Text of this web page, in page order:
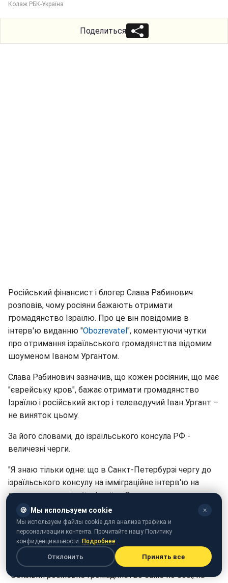
Колаж РБК-Україна
Поделиться
Російський фінансист і блогер Слава Рабинович
розповів, чому росіяни бажають отримати
громадянство Ізраїлю. Про це він повідомив в
інтерв'ю виданню "Obozrevatel ", коментуючи чутки
про отримання ізраїльського громадянства відомим
шоуменом Іваном Ургантом.
Слава Рабинович зазначив, що кожен росіянин, що має
"єврейську кров", бажає отримати громадянство
Ізраїлю і російський актор і телеведучий Іван Ургант –
не виняток цьому.
За його словами, до ізраїльського консула РФ -
величезні черги.
"Я знаю тільки одне: що в Санкт-Петербурзі чергу до
ізраїльського консулу на імміграційне інтерв'ю на
предмет репатріації в Ізраїль. Зараз записують на
жовтень", - каже блогер.
Він вважає, що росіяни з єврейськими коренями
мають безліч причин, щоб отримати це громадянство
і виїхати в Ізраїль.
"Оскільки російське громадянство саме по собі, на
🍪 Мы используем cookie ✕
Мы используем файлы cookie для анализа трафика и
персонализации контента. Прочитайте нашу Политику
конфиденциальности. Подробнее
Отклонить Принять все